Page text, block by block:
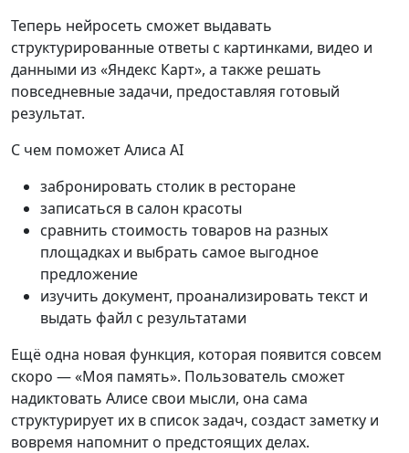
Теперь нейросеть сможет выдавать
структурированные ответы с картинками, видео и
данными из «Яндекс Карт», а также решать
повседневные задачи, предоставляя готовый
результат.
С чем поможет Алиса AI
забронировать столик в ресторане
записаться в салон красоты
сравнить стоимость товаров на разных
площадках и выбрать самое выгодное
предложение
изучить документ, проанализировать текст и
выдать файл с результатами
Ещё одна новая функция, которая появится совсем
скоро — «Моя память». Пользователь сможет
надиктовать Алисе свои мысли, она сама
структурирует их в список задач, создаст заметку и
вовремя напомнит о предстоящих делах.